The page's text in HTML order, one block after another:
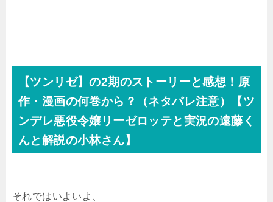
【ツンリゼ】の2期のストーリーと感想！原
作・漫画の何巻から？（ネタバレ注意）【ツ
ンデレ悪役令嬢リーゼロッテと実況の遠藤く
んと解説の小林さん】
それではいよいよ、